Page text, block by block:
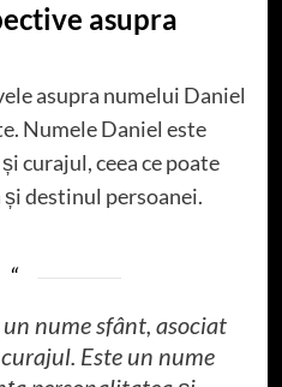
asupra
asupra numelui Daniel
Numele Daniel este
curajul, ceea ce poate
destinul persoanei.
nume sfânt, asociat
Este un nume